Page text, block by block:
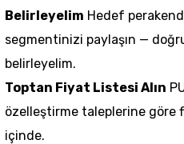
Belirleyelim Hedef
segmentinizi paylaşın —
belirleyelim.
Toptan Fiyat Listesi Alın
özelleştirme taleplerine göre
içinde.